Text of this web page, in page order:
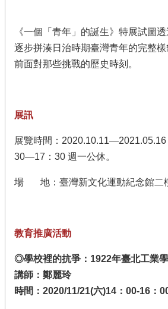
《一個「青年」的誕生》特展試圖
逐步拼湊日治時期臺灣青年的完整
前面對那些挑戰的歷史時刻。
展訊
展覽時間：2020.10.11—2021.05.16
30—17：30 週一公休。
場 地：臺灣新文化運動紀念館二
教育推廣活動
◎學校裡的抗爭：1922年臺北工業
講師：鄭麗玲
時間：2020/11/21(六)14：00-16：